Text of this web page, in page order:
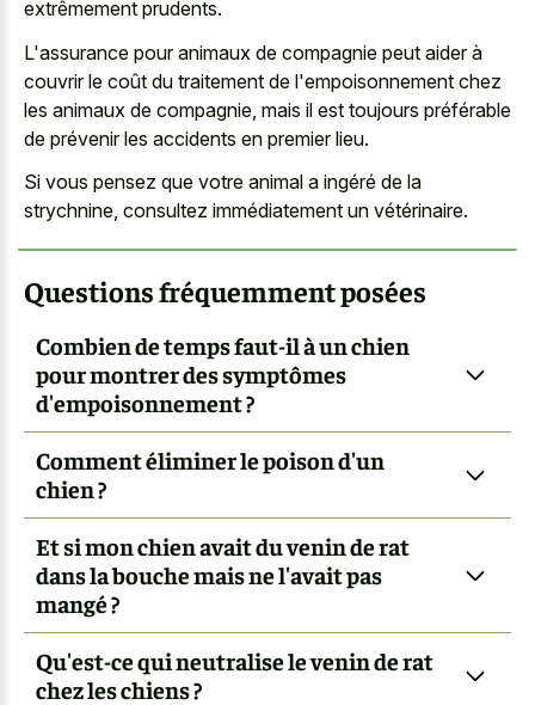
extrêmement prudents.
L'assurance pour animaux de compagnie peut aider à
couvrir le coût du traitement de l'empoisonnement chez
les animaux de compagnie, mais il est toujours préférable
de prévenir les accidents en premier lieu.
Si vous pensez que votre animal a ingéré de la
strychnine, consultez immédiatement un vétérinaire.
Questions fréquemment posées
Combien de temps faut-il à un chien
pour montrer des symptômes
d'empoisonnement ?
Comment éliminer le poison d'un
chien ?
Et si mon chien avait du venin de rat
dans la bouche mais ne l'avait pas
mangé ?
Qu'est-ce qui neutralise le venin de rat
chez les chiens ?